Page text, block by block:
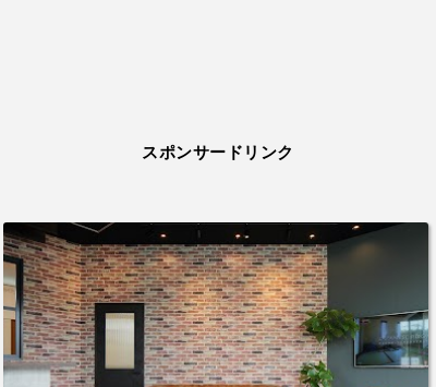
スポンサードリンク